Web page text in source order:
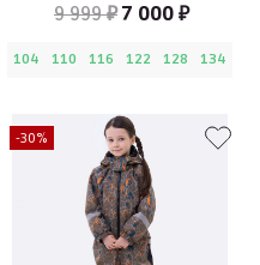
9 999 ₽ 7 000 ₽
104 110 116 122 128 134
-30%